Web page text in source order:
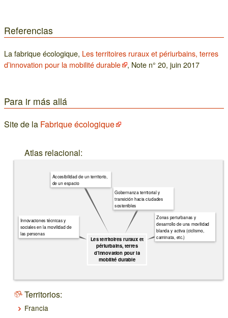
Referencias
La fabrique écologique, Les territoires ruraux et périurbains, terres
d’innovation pour la mobilité durable
, Note n° 20, juin 2017
Para ir más allá
Site de la Fabrique écologique
Atlas relacional:
Les territoires ruraux et
périurbains, terres
d’innovation pour la
mobilité durable
Zonas periurbanas y
desarrollo de una movilidad
blanda y activa (ciclismo,
caminata, etc.)
Gobernanza territorial y
transición hacia ciudades
sostenibles
Accesibilidad de un territorio,
de un espacio
Innovaciones técnicas y
sociales en la movilidad de
las personas
Territorios:
Francia